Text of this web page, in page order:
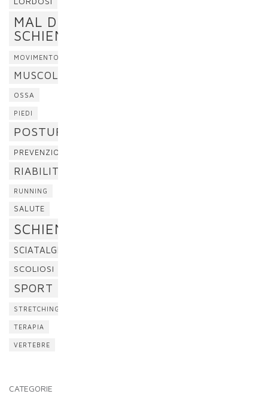
MAL DI
SCHIENA
MOVIMENTO
MUSCOLI
OSSA
PIEDI
POSTURA
PREVENZIONE
RIABILITAZIONE
RUNNING
SALUTE
SCHIENA
SCIATALGIA
SCOLIOSI
SPORT
STRETCHING
TERAPIA
VERTEBRE
CATEGORIE